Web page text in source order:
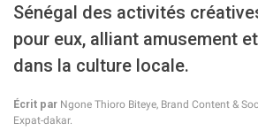
Sénégal des activités
pour eux, alliant amusement
dans la culture locale.
Écrit par Ngone Thioro Biteye, Brand Content &
Expat-dakar.